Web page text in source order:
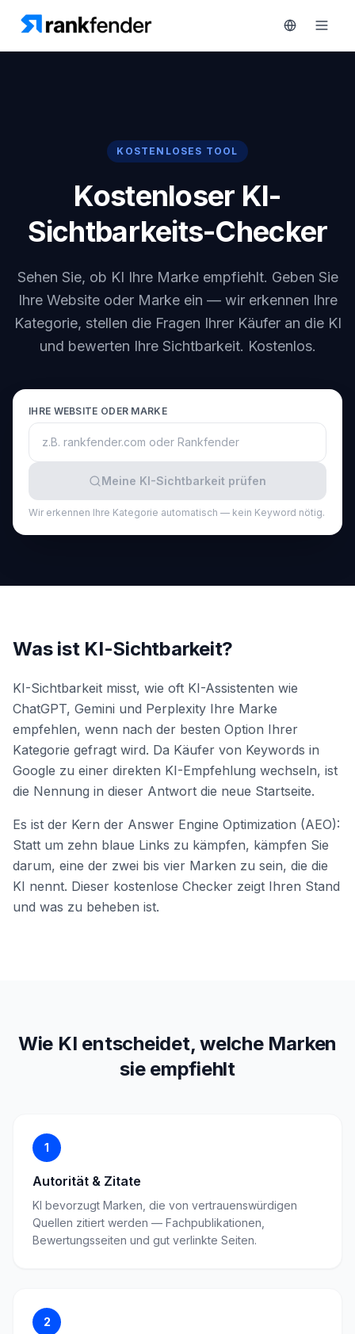
ÜBERWACHEN
RAIVE
Wettbewerber-
Tracking
Keyword-
Intelligenz
Engine
RAISA
Assistant
Integrationen
Ressourcen
Kostenlose
Preise
Demo
KOSTENLOSES TOOL
Kostenloser KI-
Sichtbarkeits-Checker
Sehen Sie, ob KI Ihre Marke empfiehlt. Geben Sie
Ihre Website oder Marke ein — wir erkennen Ihre
Kategorie, stellen die Fragen Ihrer Käufer an die KI
und bewerten Ihre Sichtbarkeit. Kostenlos.
IHRE WEBSITE ODER MARKE
Meine KI-Sichtbarkeit prüfen
Wir erkennen Ihre Kategorie automatisch — kein Keyword nötig.
Was ist KI-Sichtbarkeit?
KI-Sichtbarkeit misst, wie oft KI-Assistenten wie
ChatGPT, Gemini und Perplexity Ihre Marke
empfehlen, wenn nach der besten Option Ihrer
Kategorie gefragt wird. Da Käufer von Keywords in
Google zu einer direkten KI-Empfehlung wechseln, ist
die Nennung in dieser Antwort die neue Startseite.
Es ist der Kern der Answer Engine Optimization (AEO):
Statt um zehn blaue Links zu kämpfen, kämpfen Sie
darum, eine der zwei bis vier Marken zu sein, die die
KI nennt. Dieser kostenlose Checker zeigt Ihren Stand
und was zu beheben ist.
Wie KI entscheidet, welche Marken
sie empfiehlt
1
Autorität & Zitate
KI bevorzugt Marken, die von vertrauenswürdigen
Quellen zitiert werden — Fachpublikationen,
Bewertungsseiten und gut verlinkte Seiten.
2